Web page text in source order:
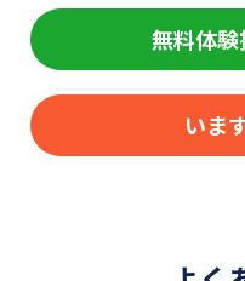
無料体
いま